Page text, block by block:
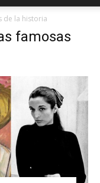
de la historia
famosas